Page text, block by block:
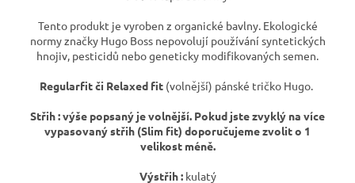
Tento produkt je vyroben z organické bavlny. Ekologické
normy značky Hugo Boss nepovolují používání syntetických
hnojiv, pesticidů nebo geneticky modifikovaných semen.
Regularfit či Relaxed fit (volnější) pánské tričko Hugo.
Střih : výše popsaný je volnější. Pokud jste zvyklý na více
vypasovaný střih (Slim fit) doporučujeme zvolit o 1
velikost méně.
Výstřih :kulatý